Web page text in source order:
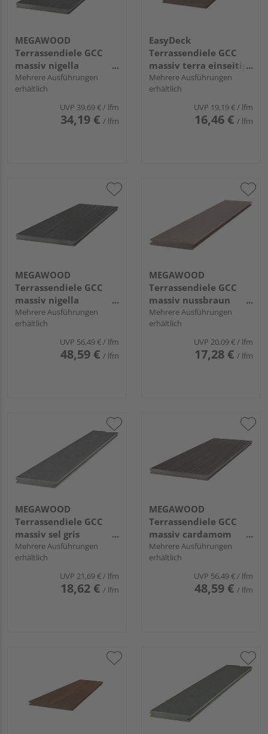
MEGAWOOD
Terrassendiele GCC
massiv nigella
einseitig individuell
strukturiert, einseitig
gebürstet, längsseitige
Nut, DYNUM - 21 x 242
Mehrere Ausführungen
erhältlich
UVP 39,69 €/ lfm
34,19 € / lfm
EasyDeck
Terrassendiele GCC
massiv terra einseitig
Holzstruktur, einseitig
geriffelt, längsseitige
Nut, GLACIER - 16 x 193
Mehrere Ausführungen
erhältlich
UVP 19,19 €/ lfm
16,46 € / lfm
MEGAWOOD
Terrassendiele GCC
massiv nigella
einseitig individuell
strukturiert, einseitig
gebürstet, längsseitige
Nut, DYNUM - 25 x 293
Mehrere Ausführungen
erhältlich
UVP 56,49 €/ lfm
48,59 € / lfm
MEGAWOOD
Terrassendiele GCC
massiv nussbraun
einseitig gebürstet,
einseitig glatt,
längsseitige Nut,
PREMIUM - 21 x 145
Mehrere Ausführungen
erhältlich
UVP 20,09 €/ lfm
17,28 € / lfm
MEGAWOOD
Terrassendiele GCC
massiv sel gris
individuell,
längsseitige Nut,
DELTA - 21 x 145 mm
Mehrere Ausführungen
erhältlich
UVP 21,69 €/ lfm
18,62 € / lfm
MEGAWOOD
Terrassendiele GCC
massiv cardamom
einseitig individuell
strukturiert, einseitig
gebürstet, längsseitige
Nut, DYNUM - 25 x 293
Mehrere Ausführungen
erhältlich
UVP 56,49 €/ lfm
48,59 € / lfm